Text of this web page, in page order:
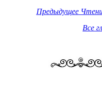
Предыдущее
Все